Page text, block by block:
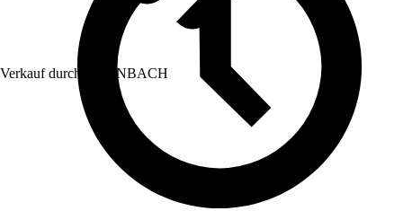
Verkauf durch: HORNBACH